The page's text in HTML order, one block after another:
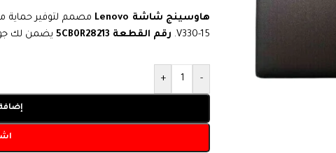
هاوسينج شاشة Lenovo
V330-15. رقم القطعة 5CB0R28213 يضمن لك
-
+